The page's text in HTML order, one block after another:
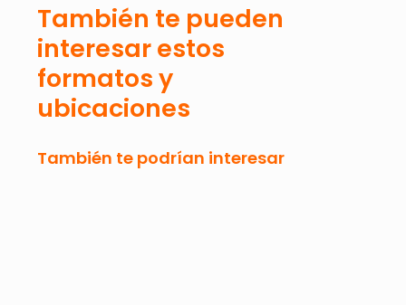
También te pueden
interesar estos
formatos y
ubicaciones
También te podrían interesar